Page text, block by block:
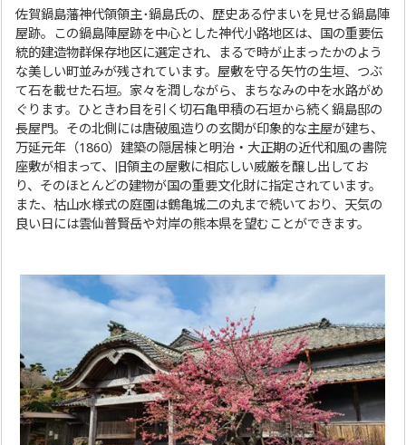
佐賀鍋島藩神代領領主･鍋島氏の、歴史ある佇まいを見せる鍋島陣
屋跡。この鍋島陣屋跡を中心とした神代小路地区は、国の重要伝
統的建造物群保存地区に選定され、まるで時が止まったかのよう
な美しい町並みが残されています。屋敷を守る矢竹の生垣、つぶ
て石を載せた石垣。家々を潤しながら、まちなみの中を水路がめ
ぐります。ひときわ目を引く切石亀甲積の石垣から続く鍋島邸の
長屋門。その北側には唐破風造りの玄関が印象的な主屋が建ち、
万延元年（1860）建築の隠居棟と明治・大正期の近代和風の書院
座敷が相まって、旧領主の屋敷に相応しい威厳を醸し出してお
り、そのほとんどの建物が国の重要文化財に指定されています。
また、枯山水様式の庭園は鶴亀城二の丸まで続いており、天気の
良い日には雲仙普賢岳や対岸の熊本県を望むことができます。